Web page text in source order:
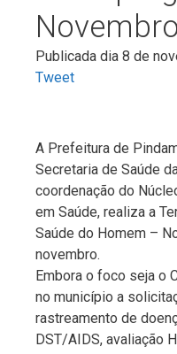
Publicada dia 8 de
Tweet
A Prefeitura de
Secretaria de Saúde
coordenação do
em Saúde, realiza a
Saúde do Homem –
novembro.
Embora o foco seja o
no município a
rastreamento de
DST/AIDS, avaliação